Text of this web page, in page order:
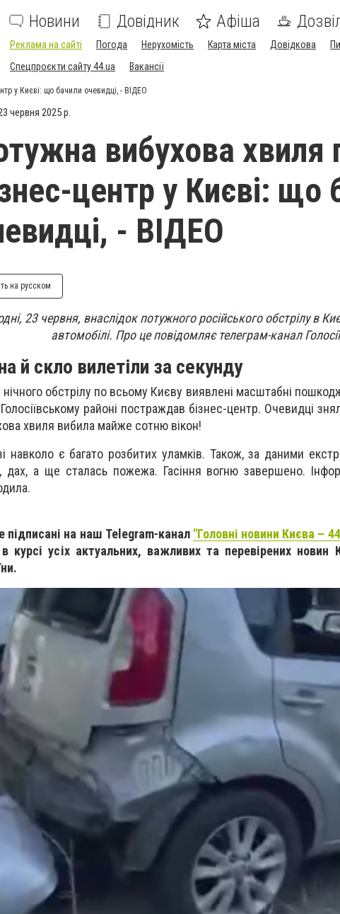
Новини Довідник Афіша
Реклама на сайті Погода Нерухомість Карта міста Довідкова
Спецпроєкти сайту 44.ua
Вакансії
у Києві: що бачили очевидці, - ВІДЕО
червня 2025 р.
вибухова хвиля
центр у Києві: що
- ВІДЕО
на русском
23 червня, внаслідок потужного російського обстрілу в
автомобілі. Про це повідомляє телеграм-канал
й скло вилетіли за секунду
нічного обстрілу по всьому Києву виявлені масштабні
районі постраждав бізнес-центр. Очевидці
хвиля вибила майже сотню вікон!
навколо є багато розбитих уламків. Також, за даними
дах, а ще сталась пожежа. Гасіння вогню завершено.
підписані на наш Telegram-канал "Головні новини Києва –
курсі усіх актуальних, важливих та перевірених новин